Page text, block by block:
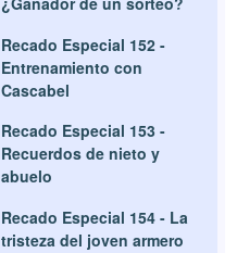
Recado Especial 152 -
Entrenamiento con
Cascabel
Recado Especial 153 -
Recuerdos de nieto y
abuelo
Recado Especial 154 - La
tristeza del joven armero